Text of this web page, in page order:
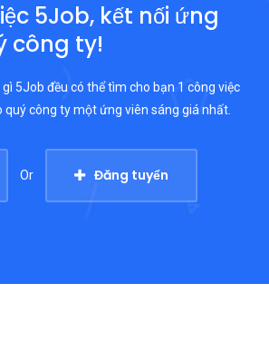
5Job, kết nối ứng
công ty!
gì 5Job đều có thể tìm cho bạn 1 công việc
quý công ty một ứng viên sáng giá nhất.
Or Đăng tuyển